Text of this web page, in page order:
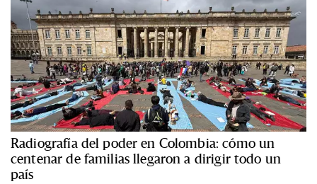
Radiografía del poder en Colombia: cómo un
centenar de familias llegaron a dirigir todo un
país